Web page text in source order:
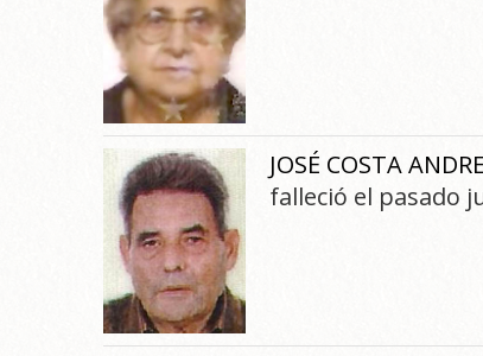
JOSÉ COSTA
falleció el pasado